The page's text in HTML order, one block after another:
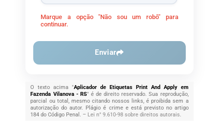
Marque a opção "Não sou um robô" para
continuar.
Enviar
O texto acima "Aplicador de Etiquetas Print And Apply em
Fazenda Vilanova - RS" é de direito reservado. Sua reprodução,
parcial ou total, mesmo citando nossos links, é proibida sem a
autorização do autor. Plágio é crime e está previsto no artigo
184 do Código Penal. – Lei n° 9.610-98 sobre direitos autorais.